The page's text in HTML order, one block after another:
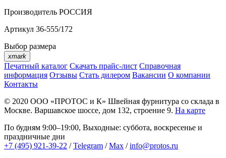
Производитель РОССИЯ
Артикул 36-555/172
Выбор размера
xmark
Печатный каталог Скачать прайс-лист Справочная
информация Отзывы Стать дилером Вакансии О компании
Контакты
© 2020 ООО «ПРОТОС и К» Швейная фурнитура со склада в
Москве. Варшавское шоссе, дом 132, строение 9. На карте
По будням 9:00–19:00, Выходные: суббота, воскресенье и
праздничные дни
+7 (495) 921-39-22 /Telegram /Max /info@protos.ru